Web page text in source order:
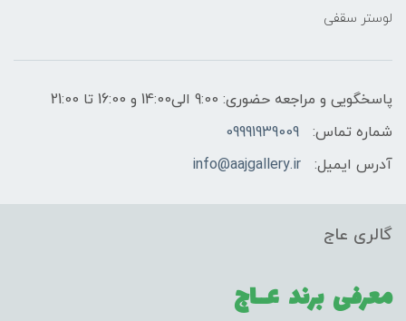
لوستر سقفی
پاسخگویی و مراجعه حضوری: 9:00 الی14:00 و 16:00 تا 21:00
شماره تماس:
09991939009
آدرس ایمیل:
info@aajgallery.ir
گالری عاج
معرفی برند عــاج